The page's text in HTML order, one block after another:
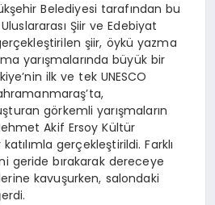
Belediyesi tarafından bu
Şiir ve Edebiyat
şiir, öykü yazma
yarışmalarında büyük bir
ilk ve tek UNESCO
görkemli yarışmaların
Akif Ersoy Kültür
gerçekleştirildi. Farklı
geride bırakarak dereceye
kavuşurken, salondaki